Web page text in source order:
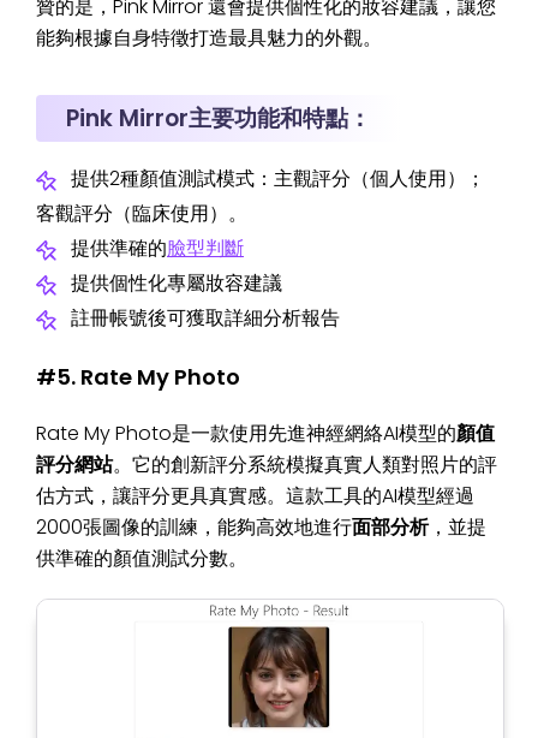
贊的是，Pink Mirror 還會提供個性化的妝容建議，讓您
能夠根據自身特徵打造最具魅力的外觀。
Pink Mirror主要功能和特點：
提供2種顏值測試模式：主觀評分（個人使用）；
客觀評分（臨床使用）。
提供準確的臉型判斷
提供個性化專屬妝容建議
註冊帳號後可獲取詳細分析報告
#5. Rate My Photo
Rate My Photo是一款使用先進神經網絡AI模型的顏值
評分網站。它的創新評分系統模擬真實人類對照片的評
估方式，讓評分更具真實感。這款工具的AI模型經過
2000張圖像的訓練，能夠高效地進行面部分析，並提
供準確的顏值測試分數。